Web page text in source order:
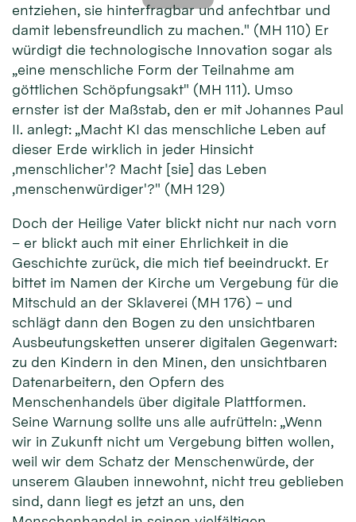
entziehen, sie hinterfragbar und anfechtbar und
damit lebensfreundlich zu machen." (MH 110) Er
würdigt die technologische Innovation sogar als
„eine menschliche Form der Teilnahme am
göttlichen Schöpfungsakt" (MH 111). Umso
ernster ist der Maßstab, den er mit Johannes Paul
II. anlegt: „Macht KI das menschliche Leben auf
dieser Erde wirklich in jeder Hinsicht
‚menschlicher'? Macht [sie] das Leben
‚menschenwürdiger'?" (MH 129)
Doch der Heilige Vater blickt nicht nur nach vorn
– er blickt auch mit einer Ehrlichkeit in die
Geschichte zurück, die mich tief beeindruckt. Er
bittet im Namen der Kirche um Vergebung für die
Mitschuld an der Sklaverei (MH 176) – und
schlägt dann den Bogen zu den unsichtbaren
Ausbeutungsketten unserer digitalen Gegenwart:
zu den Kindern in den Minen, den unsichtbaren
Datenarbeitern, den Opfern des
Menschenhandels über digitale Plattformen.
Seine Warnung sollte uns alle aufrütteln: „Wenn
wir in Zukunft nicht um Vergebung bitten wollen,
weil wir dem Schatz der Menschenwürde, der
unserem Glauben innewohnt, nicht treu geblieben
sind, dann liegt es jetzt an uns, den